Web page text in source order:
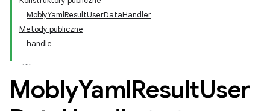
MoblyYamlResultUserDataHandler
Metody publiczne
handle
MoblyYamlResultUser